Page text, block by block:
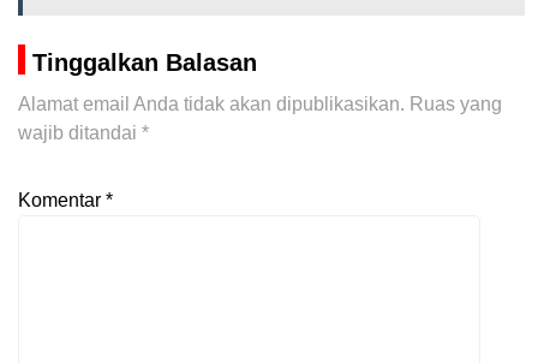
Tinggalkan Balasan
Alamat email Anda tidak akan dipublikasikan. Ruas yang
wajib ditandai *
Komentar *